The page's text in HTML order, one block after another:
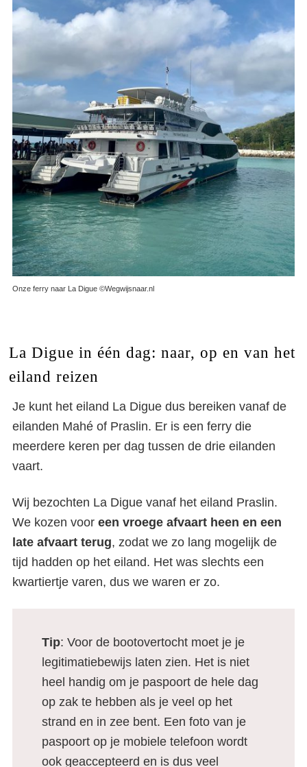
Onze ferry naar La Digue ©Wegwijsnaar.nl
La Digue in één dag: naar, op en van het
eiland reizen
Je kunt het eiland La Digue dus bereiken vanaf de
eilanden Mahé of Praslin. Er is een ferry die
meerdere keren per dag tussen de drie eilanden
vaart.
Wij bezochten La Digue vanaf het eiland Praslin.
We kozen voor een vroege afvaart heen en een
late afvaart terug, zodat we zo lang mogelijk de
tijd hadden op het eiland. Het was slechts een
kwartiertje varen, dus we waren er zo.
Tip: Voor de bootovertocht moet je je
legitimatiebewijs laten zien. Het is niet
heel handig om je paspoort de hele dag
op zak te hebben als je veel op het
strand en in zee bent. Een foto van je
paspoort op je mobiele telefoon wordt
ook geaccepteerd en is dus veel